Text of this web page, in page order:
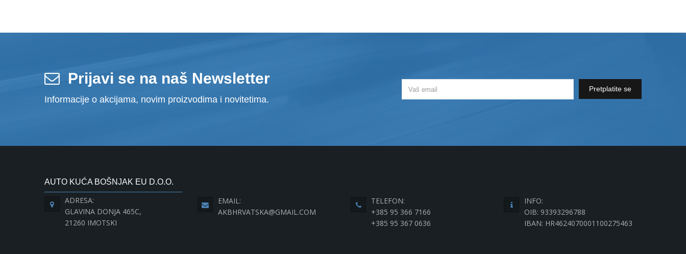
Prijavi se na naš Newsletter
Informacije o akcijama, novim proizvodima i novitetima.
Pretplatite se
AUTO KUĆA BOŠNJAK EU D.O.O.
ADRESA:
GLAVINA DONJA 465C,
21260 IMOTSKI
EMAIL:
AKBHRVATSKA@GMAIL.COM
TELEFON:
+385 95 366 7166
+385 95 367 0636
INFO:
OIB: 93393296788
IBAN: HR4624070001100275463